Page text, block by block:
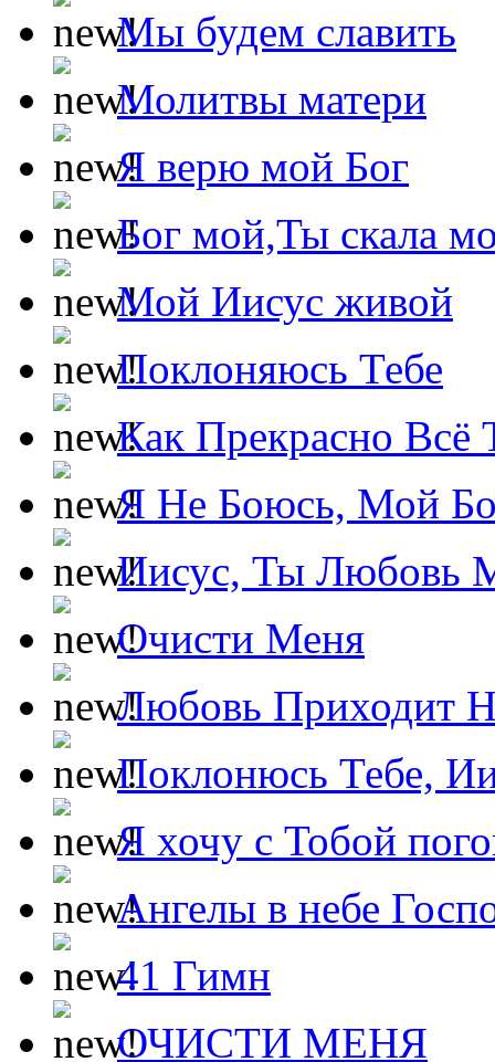
Мы будем славить
Молитвы матери
Я верю мой Бог
Бог мой,Ты скала
Мой Иисус живой
Поклоняюсь Тебе
Как Прекрасно Всё
Я Не Боюсь, Мой
Иисус, Ты Любовь
Очисти Меня
Любовь Приходит
Поклонюсь Тебе,
Я хочу с Тобой
Ангелы в небе
41 Гимн
ОЧИСТИ МЕНЯ